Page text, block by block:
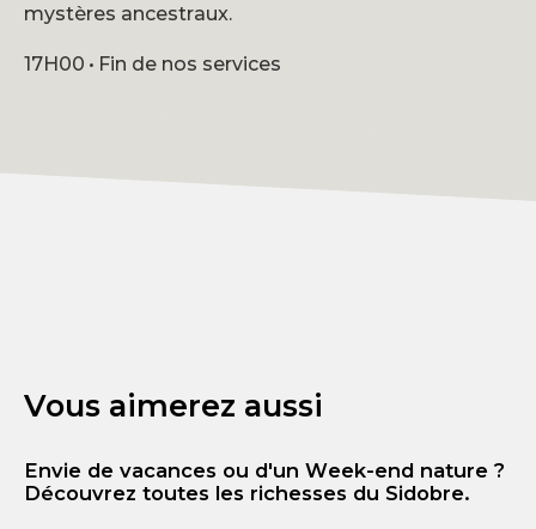
mystères ancestraux.
17H00 • Fin de nos services
Vous aimerez aussi
Envie de vacances ou d'un Week-end nature ?
Découvrez toutes les richesses du Sidobre.